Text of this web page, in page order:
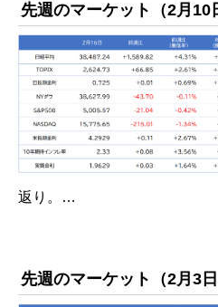
先週のマーケット（2月10
返り。…
先週のマーケット（2月3日